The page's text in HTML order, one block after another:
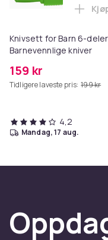
Knivsett for Barn 6-
Barnevennlige kniver
159 kr
Tidligere laveste pris: 199 kr
4,2
mandag, 17 aug.